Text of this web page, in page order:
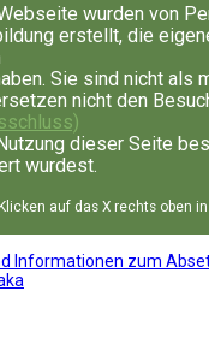
wurden von
erstellt, die
Sie sind nicht als
nicht den
dieser Seite
wurdest.
auf das X rechts oben
Informationen zum